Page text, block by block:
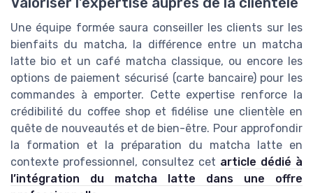
Une équipe formée saura conseiller les clients sur les
bienfaits du matcha, la différence entre un matcha
latte bio et un café matcha classique, ou encore les
options de paiement sécurisé (carte bancaire) pour les
commandes à emporter. Cette expertise renforce la
crédibilité du coffee shop et fidélise une clientèle en
quête de nouveautés et de bien-être. Pour approfondir
la formation et la préparation du matcha latte en
contexte professionnel, consultez cet article dédié à
l’intégration du matcha latte dans une offre